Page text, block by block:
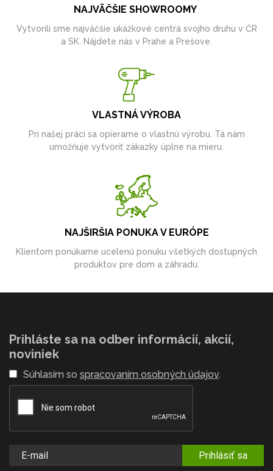
NAJVÄČŠIE SHOWROOMY
Vytvorili sme najväčšie ukážkové centrá svojho druhu v ČR
a SK. Nájdete nás v Prahe a Prešove.
VLASTNÁ VÝROBA
Pri našej práci sa opierame o vlastnú výrobu. Tá nám
umožňuje vytvoriť zákazky úplne na mieru.
NAJŠIRŠIA PONUKA V EURÓPE
Klientom ponúkame ucelenú ponuku všetkých dostupných
produktov pre dom a záhradu.
Prihláste sa na odber informácií, akcií,
noviniek
Súhlasím so spracovaním osobných údajov.
Prihlásiť sa